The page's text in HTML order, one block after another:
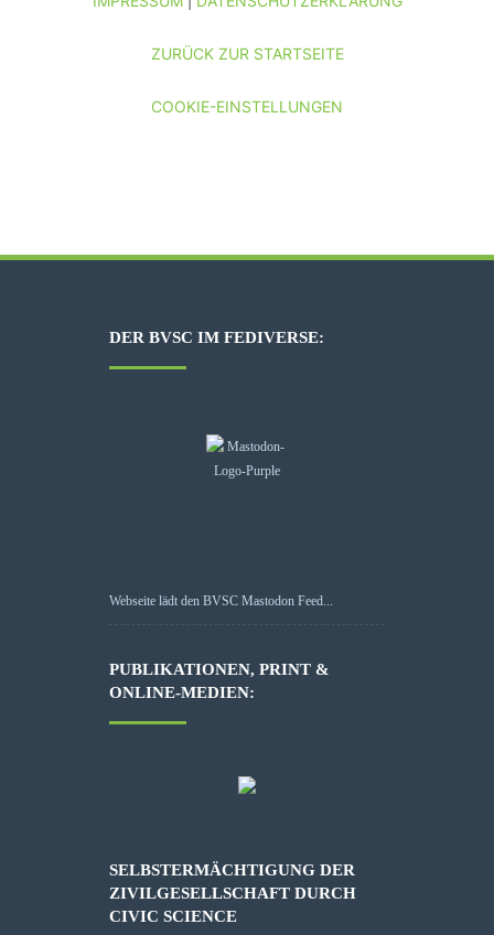
ZURÜCK ZUR STARTSEITE
COOKIE-EINSTELLUNGEN
DER BVSC IM FEDIVERSE:
Webseite lädt den BVSC Mastodon Feed...
PUBLIKATIONEN, PRINT &
ONLINE-MEDIEN:
SELBSTERMÄCHTIGUNG DER
ZIVILGESELLSCHAFT DURCH
CIVIC SCIENCE